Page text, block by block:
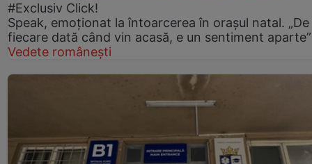
#Exclusiv Click!
Speak, emoționat la întoarcerea în orașul natal. „De
fiecare dată când vin acasă, e un sentiment aparte”
Vedete românești